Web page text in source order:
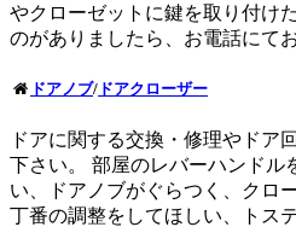
やクローゼットに鍵を取り付け
のがありましたら、お電話にて
ドアノブ/ ドアクローザー
ドアに関する交換・修理やドア
下さい。 部屋のレバーハンドル
い、ドアノブがぐらつく、クロ
丁番の調整をしてほしい、トス